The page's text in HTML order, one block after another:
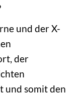
und der X-
der
und somit den